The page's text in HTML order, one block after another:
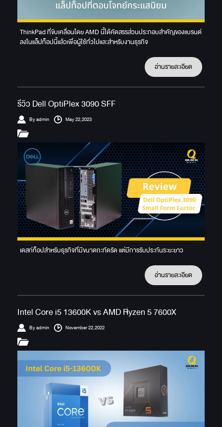
ThinkPad ที่ขับเคลื่อนโดย AMD นี้ได้คัดสรรส่วนประกอบสำคัญของแบรนด์
ลงในแล็ปท็อปนี้แล้วเพื่อผู้ใช้ทั่วไปและสำหรับงานธุรกิจ
อ่านรายละเอียด
รีวิว Dell OptiPlex 3090 SFF
By admin May 22,2023
เดสก์ท็อปสำหรับธุรกิจที่มีขนาดกะทัดรัด แต่มีการรับประกันระยะยาว
อ่านรายละเอียด
Intel Core i5 13600K vs AMD Ryzen 5 7600X
By admin November 22,2022